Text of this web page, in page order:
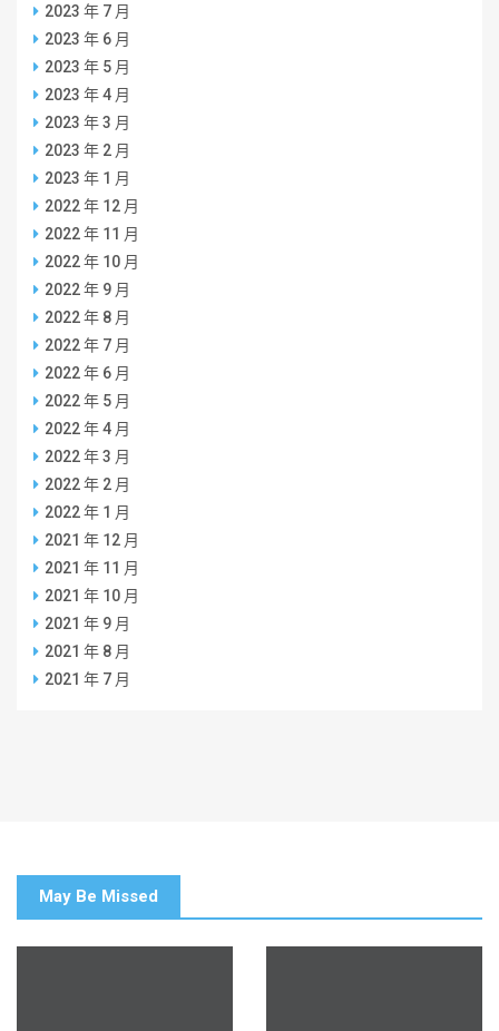
2023 年 7 月
2023 年 6 月
2023 年 5 月
2023 年 4 月
2023 年 3 月
2023 年 2 月
2023 年 1 月
2022 年 12 月
2022 年 11 月
2022 年 10 月
2022 年 9 月
2022 年 8 月
2022 年 7 月
2022 年 6 月
2022 年 5 月
2022 年 4 月
2022 年 3 月
2022 年 2 月
2022 年 1 月
2021 年 12 月
2021 年 11 月
2021 年 10 月
2021 年 9 月
2021 年 8 月
2021 年 7 月
May Be Missed